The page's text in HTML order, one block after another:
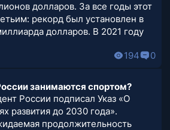
долларов. За все годы этот
рекорд был установлен в
долларов. В 2021 году
194 0
занимаются спортом?
России подписал Указ «О
развития до 2030 года».
продолжительность